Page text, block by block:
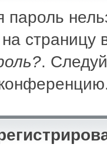
пароль
.